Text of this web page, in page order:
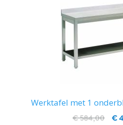
Werktafel met 1
€
€ 584,00